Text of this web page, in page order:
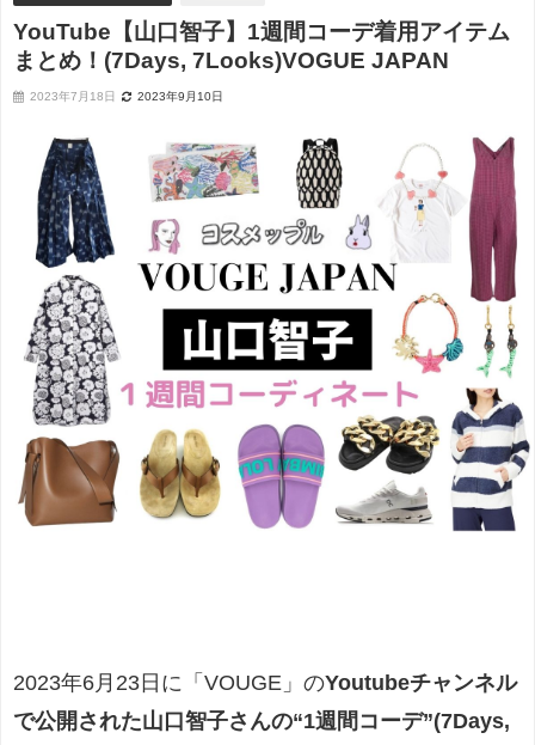
YouTube【山口智子】1週間コーデ着用アイテム
まとめ！(7Days, 7Looks)VOGUE JAPAN
2023年7月18日 2023年9月10日
2023年6月23日に 「VOUGE」のYoutubeチャンネル
で公開された山口智子さんの“1週間コーデ”(7Days,